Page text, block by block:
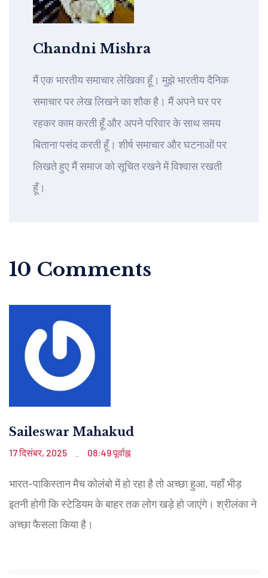
Chandni Mishra
मैं एक भारतीय समाचार लेखिका हूँ। मुझे भारतीय दैनिक
समाचार पर लेख लिखने का शौक है। मैं अपने घर पर
रहकर काम करती हूँ और अपने परिवार के साथ समय
बिताना पसंद करती हूँ। शीर्ष समाचार और घटनाओं पर
लिखते हुए मैं समाज को सूचित रखने में विश्वास रखती
हूँ।
10 Comments
Saileswar Mahakud
17 दिसंबर, 2025 . 08:49 पूर्वाह्न
भारत-पाकिस्तान मैच कोलंबो में हो रहा है तो अच्छा हुआ, यहाँ भीड़
इतनी होगी कि स्टेडियम के बाहर तक लोग खड़े हो जाएंगे। श्रीलंका ने
अच्छा फैसला किया है।